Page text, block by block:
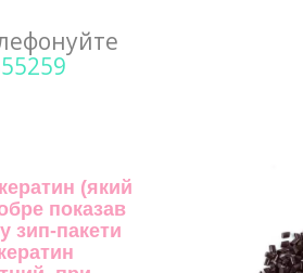
(який
показав
зип-пакети